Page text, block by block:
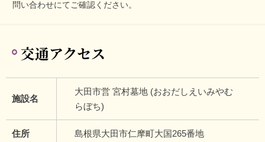
問い合わせにてご確認ください。
交通アクセス
施設名
大田市営 宮村墓地 (おおだしえいみやむ
らぼち)
住所 島根県大田市仁摩町大国265番地